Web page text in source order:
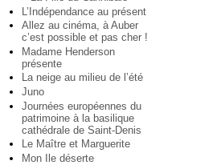
L’Indépendance au présent
Allez au cinéma, à Auber
c’est possible et pas cher !
Madame Henderson
présente
La neige au milieu de l’été
Juno
Journées européennes du
patrimoine à la basilique
cathédrale de Saint-Denis
Le Maître et Marguerite
Mon Ile déserte